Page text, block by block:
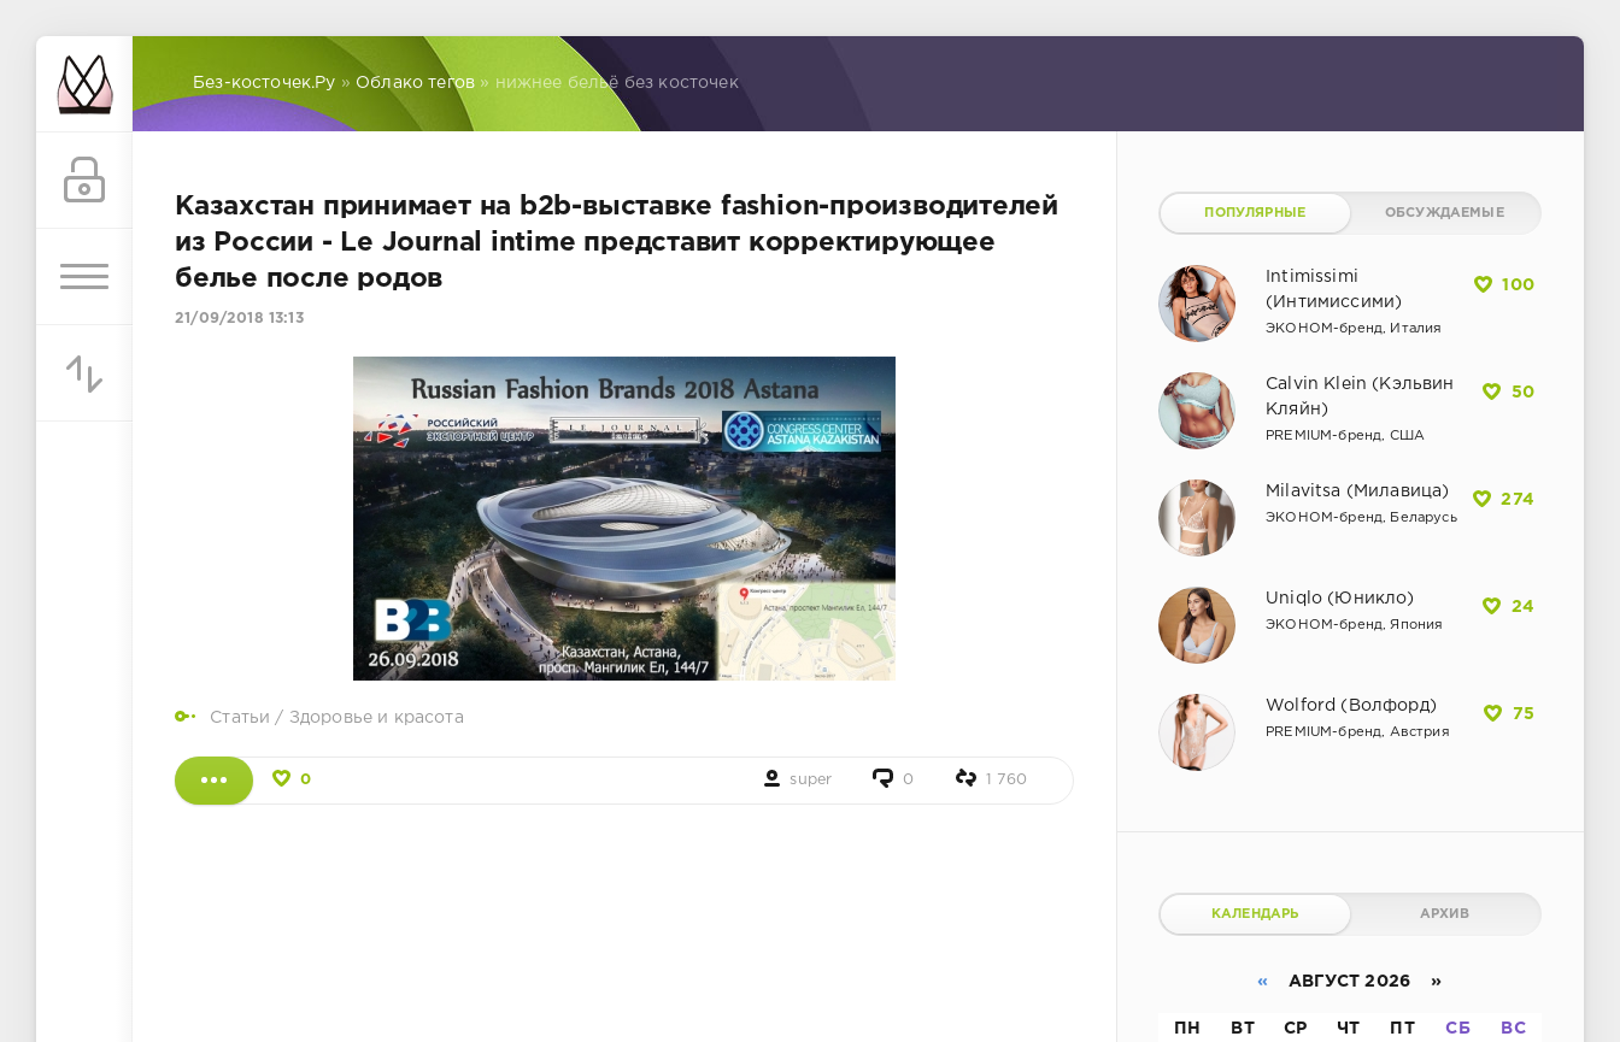
Без-косточек.Ру » Облако тегов » нижнее бельё без косточек
Казахстан принимает на b2b-выставке fashion-производителей
из России - Le Journal intime представит корректирующее
белье после родов
21/09/2018 13:13
Статьи / Здоровье и красота
0 super 0 1 760
ПОПУЛЯРНЫЕ ОБСУЖДАЕМЫЕ
100
Intimissimi
(Интимиссими)
ЭКОНОМ-бренд, Италия
50
Calvin Klein (Кэльвин
Кляйн)
PREMIUM-бренд, США
274
Milavitsa (Милавица)
ЭКОНОМ-бренд, Беларусь
24
Uniqlo (Юникло)
ЭКОНОМ-бренд, Япония
75
Wolford (Волфорд)
PREMIUM-бренд, Австрия
КАЛЕНДАРЬ АРХИВ
« АВГУСТ 2026 »
ПН ВТ СР ЧТ ПТ СБ ВС